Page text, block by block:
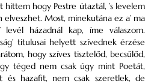
hogy Pestre útaztál, ’s levelem
elveszhet. Most, minekutána ez a’ ma
házadnál kap, íme válaszom.
titulusai helyett szívednek érzése
hogy szíves tisztelőd, becsűlőd,
téged nem csak úgy mint Poetát,
hazafit, nem csak szeretlek, de